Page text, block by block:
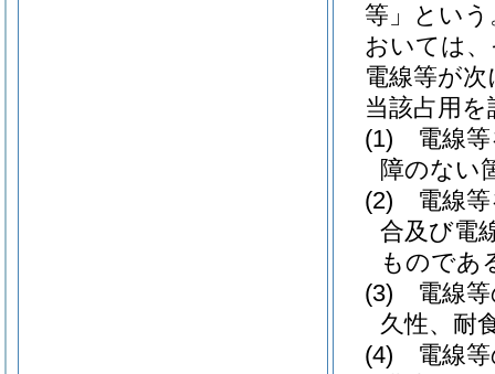
等」という
おいては
電線等が
当該占用
(1)
電線
障のない
(2)
電線
合及び電
ものであ
(3)
電線
久性、耐
(4)
電線